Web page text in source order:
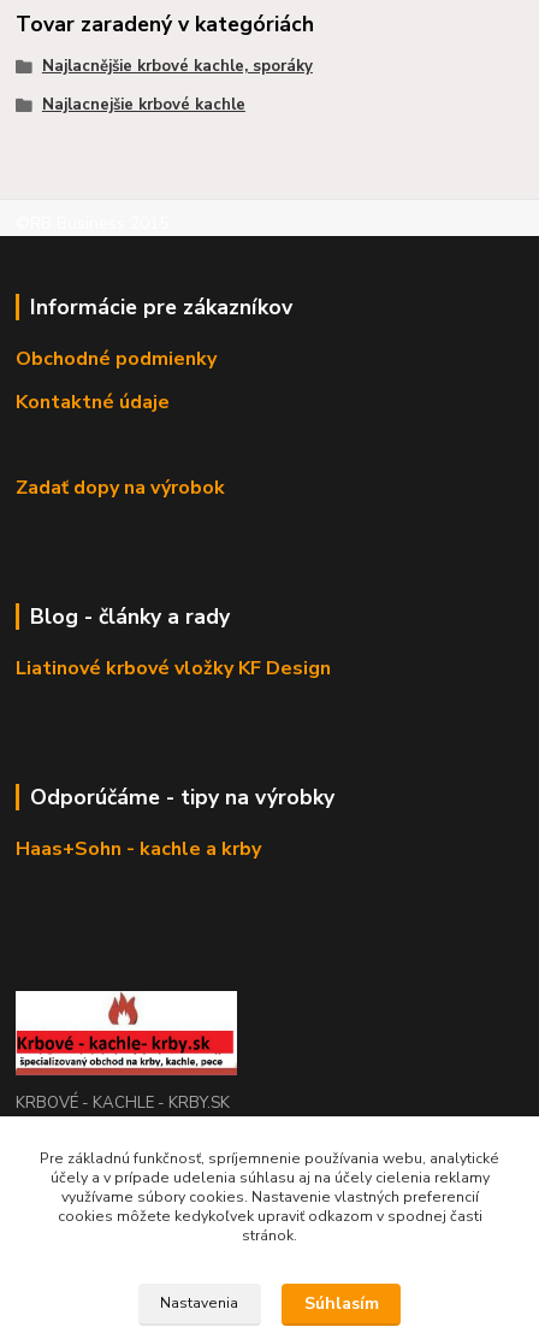
Tovar zaradený v kategóriách
Najlacnějšie krbové kachle, sporáky
Najlacnejšie krbové kachle
Informácie pre zákazníkov
Obchodné podmienky
Kontaktné údaje
Zadať dopy na výrobok
Blog - články a rady
Liatinové krbové vložky KF Design
Odporúčáme - tipy na výrobky
Haas+Sohn - kachle a krby
KRBOVÉ - KACHLE - KRBY.SK
0949 476 255
08:00 - 17.00
Pre základnú funkčnosť, spríjemnenie používania webu, analytické
účely a v prípade udelenia súhlasu aj na účely cielenia reklamy
využívame súbory cookies. Nastavenie vlastných preferencií
cookies môžete kedykoľvek upraviť odkazom v spodnej časti
stránok.
Nastavenia Súhlasím